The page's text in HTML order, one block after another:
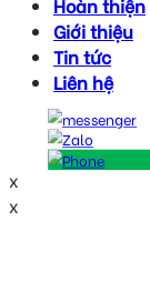
Giới thiệu
Tin tức
Liên hệ
x
x